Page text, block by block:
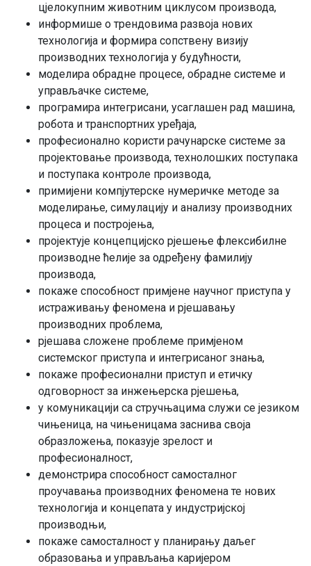
цјелокупним животним циклусом производа,
информише о трендовима развоја нових
технологија и формира сопствену визију
производних технологија у будућности,
моделира обрадне процесе, обрадне системе и
управљачке системе,
програмира интегрисани, усаглашен рад машина,
робота и транспортних уређаја,
професионално користи рачунарске системе за
пројектовање производа, технолошких поступака
и поступака контроле производа,
примијени компјутерске нумеричке методе за
моделирање, симулацију и анализу производних
процеса и постројења,
пројектује концепцијско рјешење флексибилне
производне ћелије за одређену фамилију
производа,
покаже способност примјене научног приступа у
истраживању феномена и рјешавању
производних проблема,
рјешава сложене проблеме примјеном
системског приступа и интегрисаног знања,
покаже професионални приступ и етичку
одговорност за инжењерска рјешења,
у комуникацији са стручњацима служи се језиком
чињеница, на чињеницама заснива своја
образложења, показује зрелост и
професионалност,
демонстрира способност самосталног
проучавања производних феномена те нових
технологија и концепата у индустријској
производњи,
покаже самосталност у планирању даљег
образовања и управљања каријером